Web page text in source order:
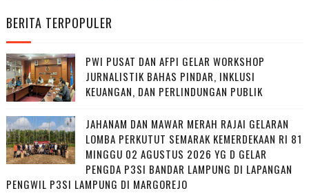
BERITA TERPOPULER
PWI PUSAT DAN AFPI GELAR WORKSHOP
JURNALISTIK BAHAS PINDAR, INKLUSI
KEUANGAN, DAN PERLINDUNGAN PUBLIK
JAHANAM DAN MAWAR MERAH RAJAI GELARAN
LOMBA PERKUTUT SEMARAK KEMERDEKAAN RI 81
MINGGU 02 AGUSTUS 2026 YG D GELAR
PENGDA P3SI BANDAR LAMPUNG DI LAPANGAN
PENGWIL P3SI LAMPUNG DI MARGOREJO